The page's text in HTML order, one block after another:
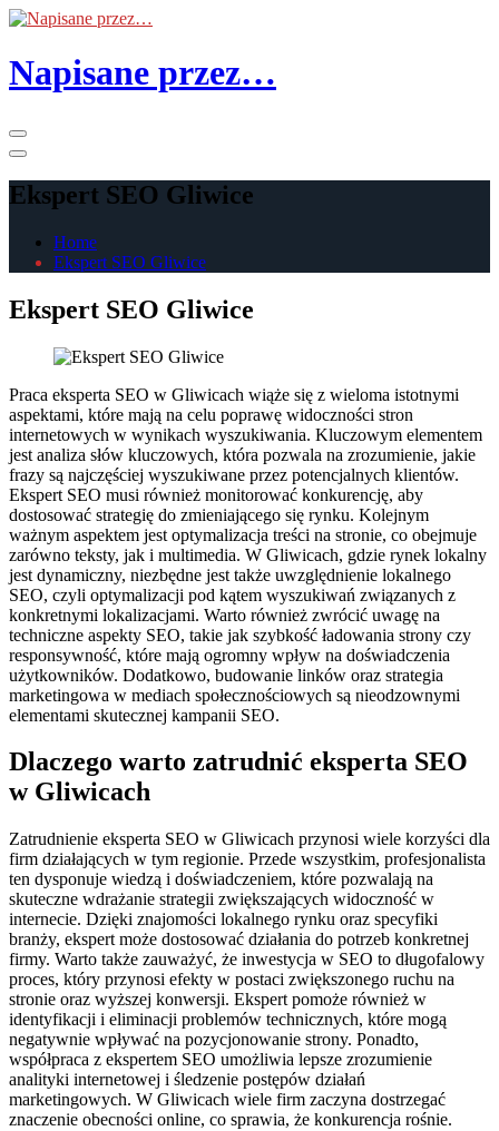
Skip
the
content
Napisane przez…
Ekspert SEO Gliwice
Home
Ekspert SEO Gliwice
Ekspert SEO Gliwice
Praca eksperta SEO w Gliwicach wiąże się z wieloma istotnymi
aspektami, które mają na celu poprawę widoczności stron
internetowych w wynikach wyszukiwania. Kluczowym elementem
jest analiza słów kluczowych, która pozwala na zrozumienie, jakie
frazy są najczęściej wyszukiwane przez potencjalnych klientów.
Ekspert SEO musi również monitorować konkurencję, aby
dostosować strategię do zmieniającego się rynku. Kolejnym
ważnym aspektem jest optymalizacja treści na stronie, co obejmuje
zarówno teksty, jak i multimedia. W Gliwicach, gdzie rynek lokalny
jest dynamiczny, niezbędne jest także uwzględnienie lokalnego
SEO, czyli optymalizacji pod kątem wyszukiwań związanych z
konkretnymi lokalizacjami. Warto również zwrócić uwagę na
techniczne aspekty SEO, takie jak szybkość ładowania strony czy
responsywność, które mają ogromny wpływ na doświadczenia
użytkowników. Dodatkowo, budowanie linków oraz strategia
marketingowa w mediach społecznościowych są nieodzownymi
elementami skutecznej kampanii SEO.
Dlaczego warto zatrudnić eksperta SEO
w Gliwicach
Zatrudnienie eksperta SEO w Gliwicach przynosi wiele korzyści dla
firm działających w tym regionie. Przede wszystkim, profesjonalista
ten dysponuje wiedzą i doświadczeniem, które pozwalają na
skuteczne wdrażanie strategii zwiększających widoczność w
internecie. Dzięki znajomości lokalnego rynku oraz specyfiki
branży, ekspert może dostosować działania do potrzeb konkretnej
firmy. Warto także zauważyć, że inwestycja w SEO to długofalowy
proces, który przynosi efekty w postaci zwiększonego ruchu na
stronie oraz wyższej konwersji. Ekspert pomoże również w
identyfikacji i eliminacji problemów technicznych, które mogą
negatywnie wpływać na pozycjonowanie strony. Ponadto,
współpraca z ekspertem SEO umożliwia lepsze zrozumienie
analityki internetowej i śledzenie postępów działań
marketingowych. W Gliwicach wiele firm zaczyna dostrzegać
znaczenie obecności online, co sprawia, że konkurencja rośnie.